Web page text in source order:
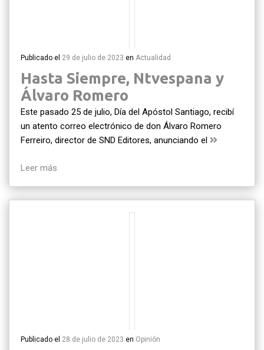
Publicado el 29 de julio de 2023 en Actualidad
Hasta Siempre, Ntvespana y
Álvaro Romero
Este pasado 25 de julio, Día del Apóstol Santiago, recibí
un atento correo electrónico de don Álvaro Romero
Ferreiro, director de SND Editores, anunciando el
Leer más
Publicado el 28 de julio de 2023 en Opinión